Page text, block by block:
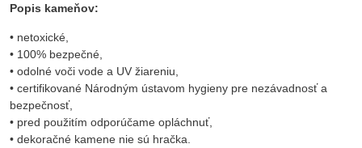
Popis kameňov:
• netoxické,
• 100% bezpečné,
• odolné voči vode a UV žiareniu,
• certifikované Národným ústavom hygieny pre nezávadnosť a
bezpečnosť,
• pred použitím odporúčame opláchnuť,
• dekoračné kamene nie sú hračka.